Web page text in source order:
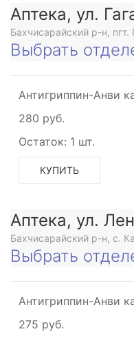
Аптека, ул.
Бахчисарайский р-н, пгт.
Выбрать
Антигриппин-Анви
280 руб.
Остаток: 1 шт.
КУПИТЬ
Аптека, ул.
Бахчисарайский р-н, с.
Выбрать
Антигриппин-Анви
275 руб.